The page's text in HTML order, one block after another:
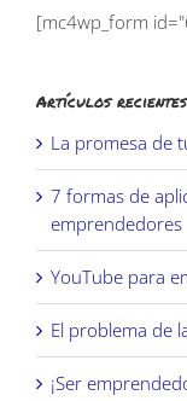
[mc4wp_form
Artículos recientes
La promesa de
7 formas de
emprendedores
YouTube para
El problema de
¡Ser